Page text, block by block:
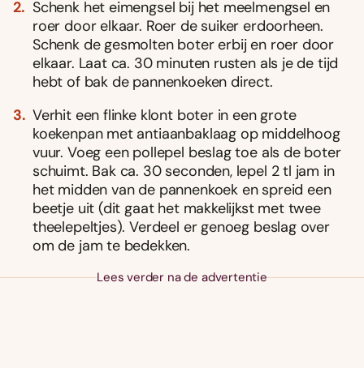
Schenk het eimengsel bij het meelmengsel en
roer door elkaar. Roer de suiker erdoorheen.
Schenk de gesmolten boter erbij en roer door
elkaar. Laat ca. 30 minuten rusten als je de tijd
hebt of bak de pannenkoeken direct.
Verhit een flinke klont boter in een grote
koekenpan met antiaanbaklaag op middelhoog
vuur. Voeg een pollepel beslag toe als de boter
schuimt. Bak ca. 30 seconden, lepel 2 tl jam in
het midden van de pannenkoek en spreid een
beetje uit (dit gaat het makkelijkst met twee
theelepeltjes). Verdeel er genoeg beslag over
om de jam te bedekken.
Lees verder na de advertentie